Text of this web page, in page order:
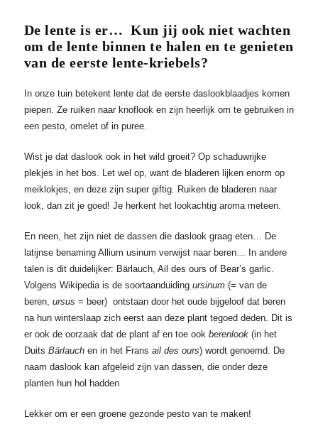
De lente is er… Kun jij ook niet wachten
om de lente binnen te halen en te genieten
van de eerste lente-kriebels?
In onze tuin betekent lente dat de eerste daslookblaadjes komen
piepen. Ze ruiken naar knoflook en zijn heerlijk om te gebruiken in
een pesto, omelet of in puree.
Wist je dat daslook ook in het wild groeit? Op schaduwrijke
plekjes in het bos. Let wel op, want de bladeren lijken enorm op
meiklokjes, en deze zijn super giftig. Ruiken de bladeren naar
look, dan zit je goed! Je herkent het lookachtig aroma meteen.
En neen, het zijn niet de dassen die daslook graag eten… De
latijnse benaming Allium usinum verwijst naar beren… In andere
talen is dit duidelijker: Bärlauch, Ail des ours of Bear’s garlic.
Volgens Wikipedia is de soortaanduiding ursinum(= van de
beren, ursus = beer) ontstaan door het oude bijgeloof dat beren
na hun winterslaap zich eerst aan deze plant tegoed deden. Dit is
er ook de oorzaak dat de plant af en toe ook berenlook(in het
Duits Bärlauchen in het Frans ail des ours) wordt genoemd. De
naam daslook kan afgeleid zijn van dassen, die onder deze
planten hun hol hadden
Lekker om er een groene gezonde pesto van te maken!